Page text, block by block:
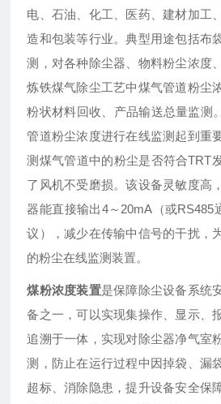
电、石油、化工、医药、建材加工
造和包装等行业。典型用途包括布
测，对各种除尘器、物料粉尘浓度
炼铁煤气除尘工艺中煤气管道粉尘
粉状材料回收、产品输送总量监测
管道粉尘浓度进行在线监测起到重
测煤气管道中的粉尘是否符合TRT
了风机不受磨损。该设备灵敏度高
器能直接输出4～20mA（或RS485
议），减少在传输中信号的干扰，
的粉尘在线监测装置。
煤粉浓度装置是保障除尘设备系统
备之一，可以实现集操作、显示、
追溯于一体，实现对除尘器净气室
测，防止在运行过程中因掉袋、漏
超标、消除隐患，提升设备安全保